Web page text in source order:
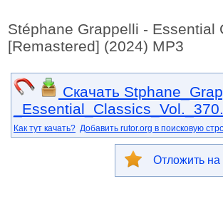
Stéphane Grappelli -
[Remastered] (2024) MP3
Скачать
Как тут качать? Добавить rutor.org в поисковую
Отложить на